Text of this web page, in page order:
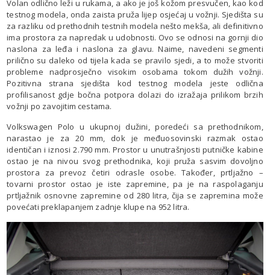
Volan odlično leži u rukama, a ako je još kožom presvučen, kao kod
testnog modela, onda zaista pruža lijep osjećaj u vožnji. Sjedišta su
za razliku od prethodnih testnih modela nešto mekša, ali definitivno
ima prostora za napredak u udobnosti. Ovo se odnosi na gornji dio
naslona za leđa i naslona za glavu. Naime, navedeni segmenti
prilično su daleko od tijela kada se pravilo sjedi, a to može stvoriti
probleme nadprosječno visokim osobama tokom dužih vožnji.
Pozitivna strana sjedišta kod testnog modela jeste odlična
profilisanost gdje bočna potpora dolazi do izražaja prilikom brzih
vožnji po zavojitim cestama.
Volkswagen Polo u ukupnoj dužini, poredeći sa prethodnikom,
narastao je za 20 mm, dok je međuosovinski razmak ostao
identičan i iznosi 2.790 mm. Prostor u unutrašnjosti putničke kabine
ostao je na nivou svog prethodnika, koji pruža sasvim dovoljno
prostora za prevoz četiri odrasle osobe. Također, prtljažno –
tovarni prostor ostao je iste zapremine, pa je na raspolaganju
prtljažnik osnovne zapremine od 280 litra, čija se zapremina može
povećati preklapanjem zadnje klupe na 952 litra.